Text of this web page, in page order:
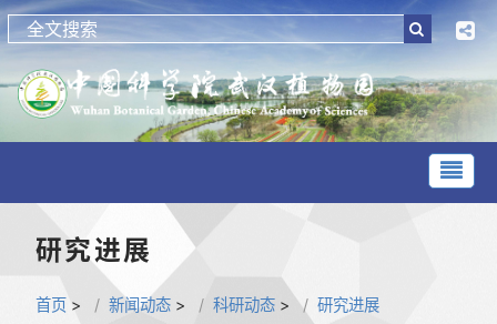
研究进展
首页 > 新闻动态 > 科研动态 > 研究进展